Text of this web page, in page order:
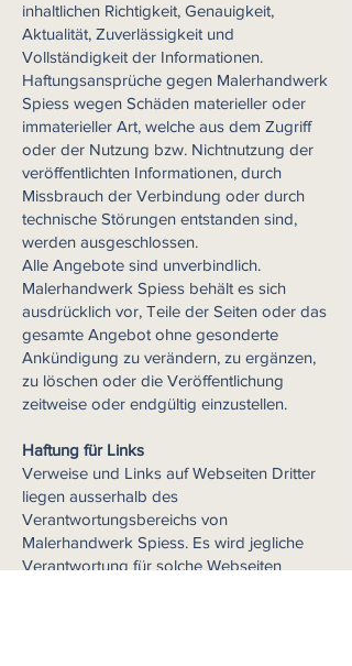
inhaltlichen Richtigkeit, Genauigkeit,
Aktualität, Zuverlässigkeit und
Vollständigkeit der Informationen.
Haftungsansprüche gegen Malerhandwerk
Spiess wegen Schäden materieller oder
immaterieller Art, welche aus dem Zugriff
oder der Nutzung bzw. Nichtnutzung der
veröffentlichten Informationen, durch
Missbrauch der Verbindung oder durch
technische Störungen entstanden sind,
werden ausgeschlossen.
Alle Angebote sind unverbindlich.
Malerhandwerk Spiess behält es sich
ausdrücklich vor, Teile der Seiten oder das
gesamte Angebot ohne gesonderte
Ankündigung zu verändern, zu ergänzen,
zu löschen oder die Veröffentlichung
zeitweise oder endgültig einzustellen.
Haftung für Links
Verweise und Links auf Webseiten Dritter
liegen ausserhalb des
Verantwortungsbereichs von
Malerhandwerk Spiess. Es wird jegliche
Verantwortung für solche Webseiten